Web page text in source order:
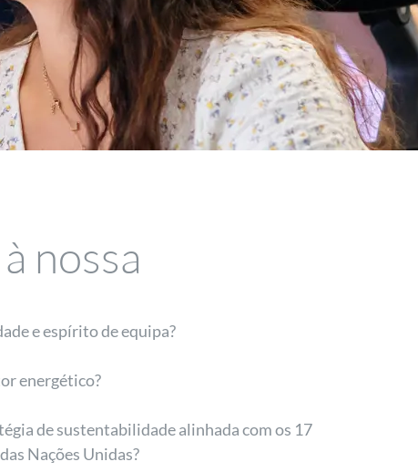
à nossa
e espírito de equipa?
energético?
de sustentabilidade alinhada com os 17
Nações Unidas?